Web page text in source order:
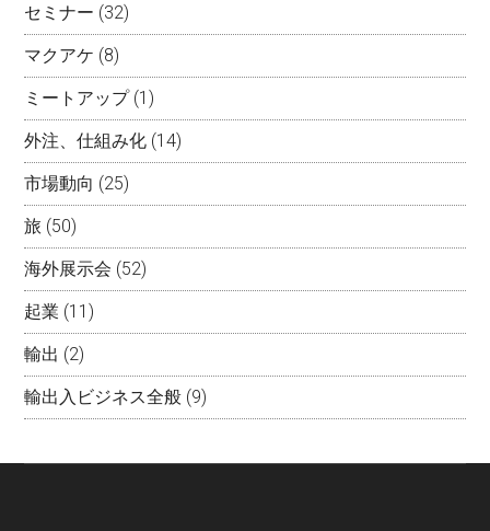
セミナー (32)
マクアケ (8)
ミートアップ(1)
外注、仕組み化 (14)
市場動向 (25)
旅 (50)
海外展示会 (52)
起業 (11)
輸出 (2)
輸出入ビジネス全般 (9)